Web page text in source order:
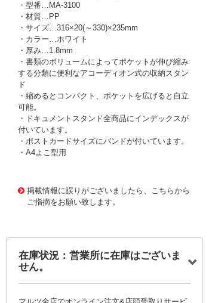
・型番…MA-3100
・材質…PP
・サイズ…316×20(～330)×235mm
・カラー…ホワイト
・厚み…1.8mm
・書類のボリュームによってポケットが伸び縮み
する分類に便利なアコーディオン式の収納スタン
ド
・縮めるとコンパクト、ポケットを広げると自立
可能。
・ドキュメントスタンド全商品にインデックスが
付いています。
・ポストカードサイズにバンドが付いています。
・A4よこ型用
掲載情報に誤りがございましたら、こちらから
ご指摘をお願い致します。
在庫状況：営業所に在庫はございま
せん。